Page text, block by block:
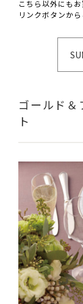
こちら以外にも
リンクボタンから
ゴールド＆
ト